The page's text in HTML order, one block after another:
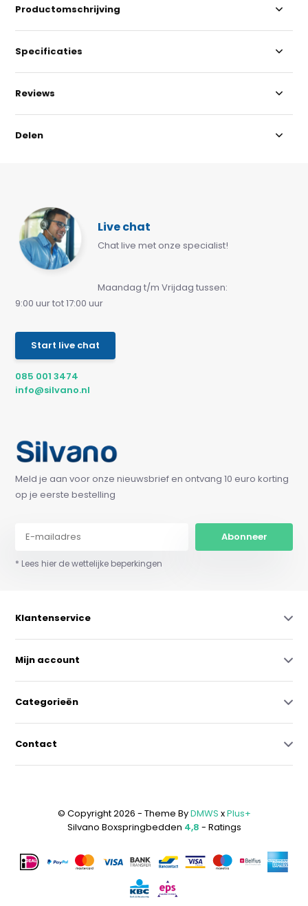
Productomschrijving
Specificaties
Reviews
Delen
Live chat
Chat live met onze specialist!
Maandag t/m Vrijdag tussen:
9:00 uur tot 17:00 uur
Start live chat
085 001 3474
info@silvano.nl
Meld je aan voor onze nieuwsbrief en ontvang 10 euro korting
op je eerste bestelling
Abonneer
* Lees hier de wettelijke beperkingen
Klantenservice
Mijn account
Categorieën
Contact
© Copyright 2026 - Theme ByDMWS xPlus+
Silvano Boxspringbedden 4,8 - Ratings